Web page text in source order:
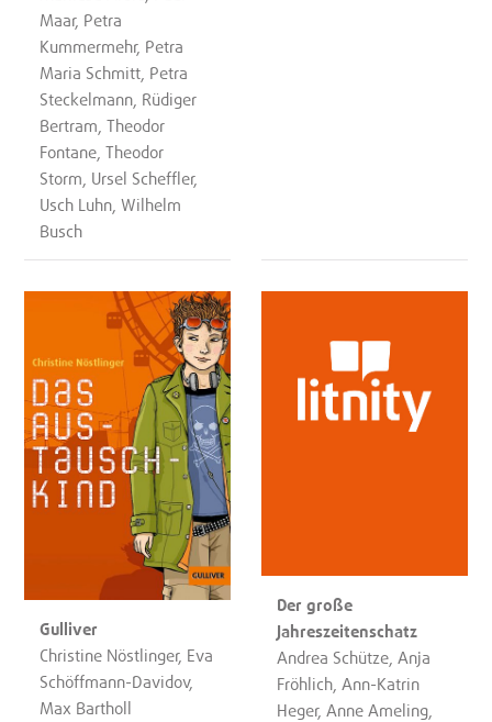
Maar, Petra
Kummermehr, Petra
Maria Schmitt, Petra
Steckelmann, Rüdiger
Bertram, Theodor
Fontane, Theodor
Storm, Ursel Scheffler,
Usch Luhn, Wilhelm
Busch
Gulliver
Christine Nöstlinger, Eva
Schöffmann-Davidov,
Max Bartholl
Der große
Jahreszeitenschatz
Andrea Schütze, Anja
Fröhlich, Ann-Katrin
Heger, Anne Ameling,